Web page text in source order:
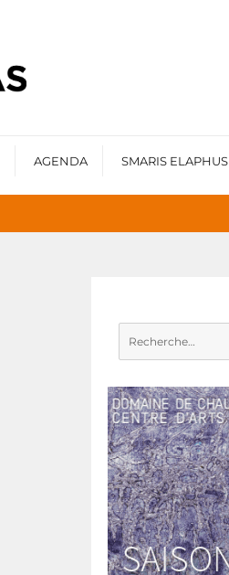
AGENDA SMARIS ELAPHUS
Recherche
pour :